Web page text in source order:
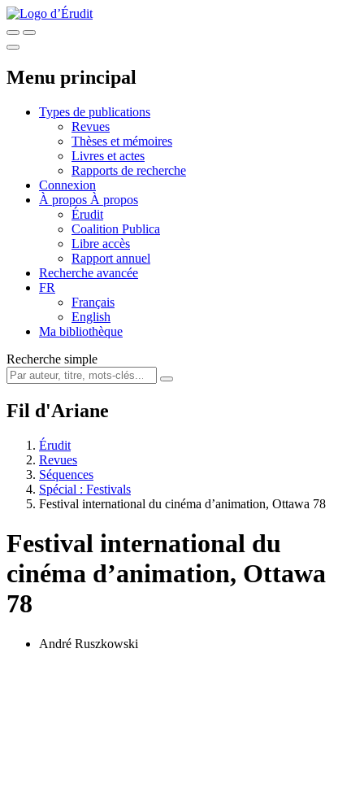
Menu principal
Types de publications
Revues
Thèses et mémoires
Livres et actes
Rapports de recherche
Connexion
À propos À propos
Érudit
Coalition Publica
Libre accès
Rapport annuel
Recherche avancée
FR
Français
English
Ma bibliothèque
Recherche simple
Fil d'Ariane
Érudit
Revues
Séquences
Spécial : Festivals
Festival international du cinéma d’animation, Ottawa 78
Festival international du
cinéma d’animation, Ottawa
78
André Ruszkowski